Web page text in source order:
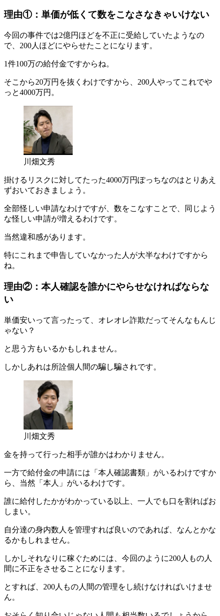
理由①：単価が低くて数をこなさなきゃいけない
今回の事件では2億円ほどを不正に受給していたようなの
で、200人ほどにやらせたことになります。
1件100万の給付金ですからね。
そこから20万円を抜くわけですから、200人やってこれでや
っと4000万円。
川畑文秀
掛けるリスクに対してたった4000万円ぽっちなのはとりあえ
ずおいておきましょう。
全部怪しい申請なわけですが、数をこなすことで、同じよう
な怪しい申請が増えるわけです。
当然違和感があります。
特にこれまで申告していなかった人が大半なわけですから
ね。
理由②：本人確認を誰かにやらせなければならな
い
単価安いって言ったって、オレオレ詐欺だってそんなもんじ
ゃない？
と思う方もいるかもしれません。
しかしあれは所詮個人間の騙し騙されです。
川畑文秀
金を持って行った相手が誰かはわかりません。
一方で給付金の申請には「本人確認書類」がいるわけですか
ら、当然「本人」がいるわけです。
誰に給付したかがわかっている以上、一人でも口を割ればお
しまい。
自分達の身内数人を管理すれば良いのであれば、なんとかな
るかもしれません。
しかしそれなりに稼ぐためには、今回のように200人もの人
間に不正をさせることになります。
とすれば、200人もの人間の管理をし続けなければいけませ
ん。